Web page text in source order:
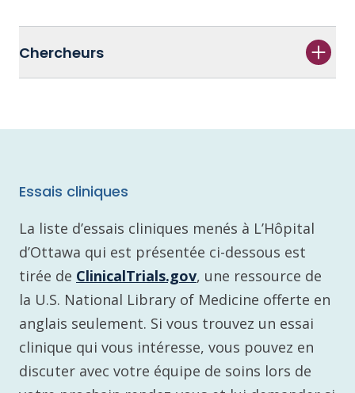
Chercheurs
Essais cliniques
La liste d’essais cliniques menés à L’Hôpital
d’Ottawa qui est présentée ci-dessous est
tirée de ClinicalTrials.gov, une ressource de
la U.S. National Library of Medicine offerte en
anglais seulement. Si vous trouvez un essai
clinique qui vous intéresse, vous pouvez en
discuter avec votre équipe de soins lors de